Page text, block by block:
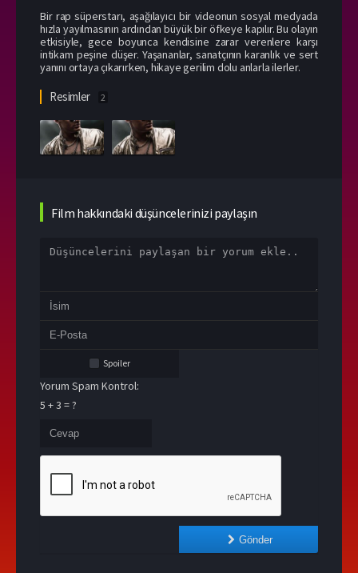
Bir rap süperstarı, aşağılayıcı bir videonun sosyal medyada
hızla yayılmasının ardından büyük bir öfkeye kapılır. Bu olayın
etkisiyle, gece boyunca kendisine zarar verenlere karşı
intikam peşine düşer. Yaşananlar, sanatçının karanlık ve sert
yanını ortaya çıkarırken, hikaye gerilim dolu anlarla ilerler.
Resimler 2
Film hakkındaki düşüncelerinizi paylaşın
Spoiler
Yorum Spam Kontrol:
5 + 3 = ?
Gönder